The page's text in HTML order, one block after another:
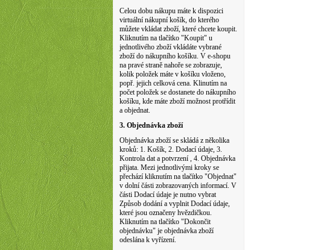
Celou dobu nákupu máte k dispozici
virtuální nákupní košík, do kterého
můžete vkládat zboží, které chcete koupit.
Kliknutím na tlačítko "Koupit" u
jednotlivého zboží vkládáte vybrané
zboží do nákupního košíku. V e-shopu
na pravé straně nahoře se zobrazuje,
kolik položek máte v košíku vloženo,
popř. jejich celková cena. Klinutím na
počet položek se dostanete do nákupního
košíku, kde máte zboží možnost protřídit
a objednat.
3. Objednávka zboží
Objednávka zboží se skládá z několika
kroků: 1. Košík, 2. Dodací údaje, 3.
Kontrola dat a potvrzení , 4. Objednávka
přijata. Mezi jednotlivými kroky se
přechází kliknutím na tlačítko "Objednat"
v dolní části zobrazovaných informací. V
části Dodací údaje je nutno vybrat
Způsob dodání a vyplnit Dodací údaje,
které jsou označeny hvězdičkou.
Kliknutím na tlačítko "Dokončit
objednávku" je objednávka zboží
odeslána k vyřízení.